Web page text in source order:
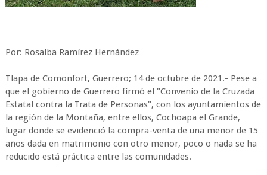
Por: Rosalba Ramírez Hernández
Tlapa de Comonfort, Guerrero; 14 de octubre de 2021.- Pese a
que el gobierno de Guerrero firmó el "Convenio de la Cruzada
Estatal contra la Trata de Personas", con los ayuntamientos de
la región de la Montaña, entre ellos, Cochoapa el Grande,
lugar donde se evidenció la compra-venta de una menor de 15
años dada en matrimonio con otro menor, poco o nada se ha
reducido está práctica entre las comunidades.